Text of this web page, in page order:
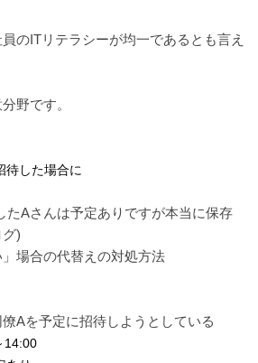
のITリテラシーが均一であるとも言え
野です。
待した場合に
Aさんは予定ありですが本当に保存
)
場合の代替えの対処方法
Aを予定に招待しようとしている
14:00